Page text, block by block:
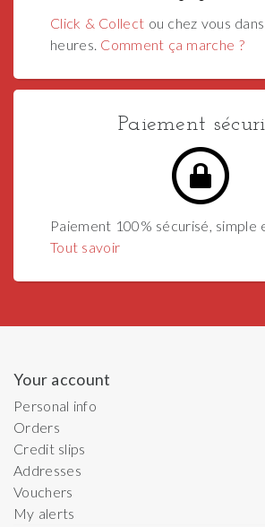
Click & Collect ou chez vous
heures. Comment ça marche ?
Paiement
Paiement 100% sécurisé, simple
Tout savoir
Your account
Personal info
Orders
Credit slips
Addresses
Vouchers
My alerts